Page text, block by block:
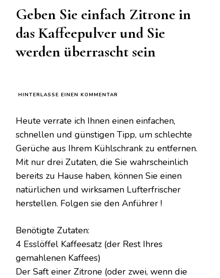
Geben Sie einfach Zitrone in
das Kaffeepulver und Sie
werden überrascht sein
HINTERLASSE EINEN KOMMENTAR
EINFACH
ZITRONE
IN
DAS
UND
SIE
ÜBERRASCHT
SEIN
Heute verrate ich Ihnen einen einfachen,
schnellen und günstigen Tipp, um schlechte
Gerüche aus Ihrem Kühlschrank zu entfernen.
Mit nur drei Zutaten, die Sie wahrscheinlich
bereits zu Hause haben, können Sie einen
natürlichen und wirksamen Lufterfrischer
herstellen. Folgen sie den Anführer !
Benötigte Zutaten:
4 Esslöffel Kaffeesatz (der Rest Ihres
gemahlenen Kaffees)
Der Saft einer Zitrone (oder zwei, wenn die